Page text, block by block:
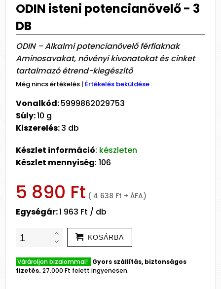
ODIN isteni potencianövelő - 3
DB
ODIN – Alkalmi potencianövelő férfiaknak
Aminosavakat, növényi kivonatokat és cinket
tartalmazó étrend-kiegészítő
Még nincs értékelés | Értékelés beküldése
Vonalkód:5999862029753
Súly:10 g
Kiszerelés:3 db
Készlet információ: készleten
Készlet mennyiség: 106
5 890 Ft ( 4 638 Ft + ÁFA)
Egységár:1 963 Ft / db
KOSÁRBA
Várároljon bizalommal! Gyors szállítás, biztonságos
fizetés. 27.000 Ft felett ingyenesen.